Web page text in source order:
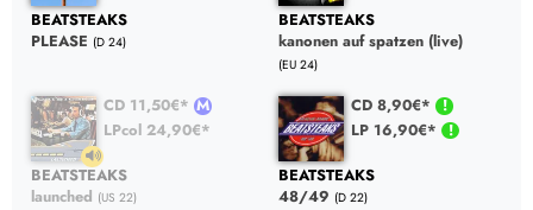
BEATSTEAKS
PLEASE (D 24)
BEATSTEAKS
kanonen auf spatzen (live)
(EU 24)
CD 11,50€*
LPcol 24,90€*
BEATSTEAKS
launched (US 22)
CD 8,90€*
LP 16,90€*
BEATSTEAKS
48/49 (D 22)